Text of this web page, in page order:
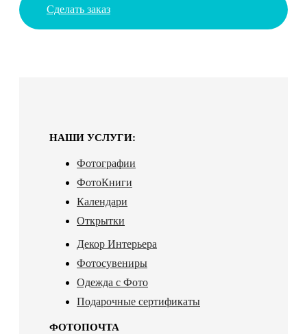
Сделать заказ
НАШИ УСЛУГИ:
Фотографии
ФотоКниги
Календари
Открытки
Декор Интерьера
Фотосувениры
Одежда с Фото
Подарочные сертификаты
ФОТОПОЧТА